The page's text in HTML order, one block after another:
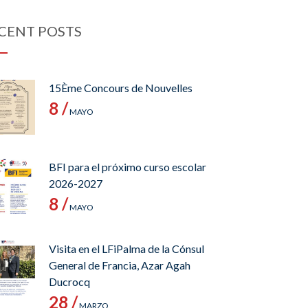
POSTS
15Ème Concours de Nouvelles
8 /MAYO
BFI para el próximo curso escolar
2026-2027
8 /MAYO
Visita en el LFiPalma de la Cónsul
General de Francia, Azar Agah
Ducrocq
28 /MARZO